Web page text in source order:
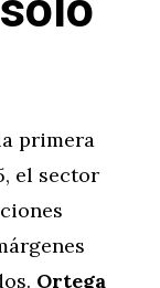
primera
el sector
Ortega